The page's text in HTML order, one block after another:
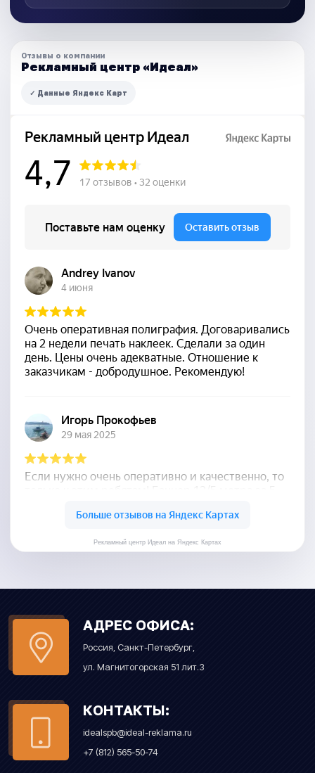
Отзывы о компании
Рекламный центр «Идеал»
✓ Данные Яндекс Карт
Рекламный центр Идеал на Яндекс Картах
АДРЕС ОФИСА:
Россия, Санкт-Петербург,
ул. Магнитогорская 51 лит.З
КОНТАКТЫ:
idealspb@ideal-reklama.ru
+7 (812) 565-50-74